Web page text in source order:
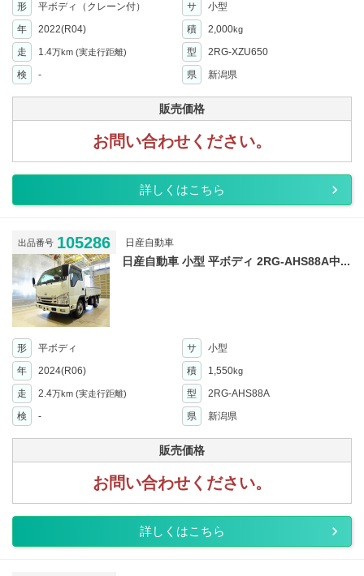
形 平ボディ（クレーン付） サ
小型
年
2022(R04) 積 2,000kg
走 1.4万km (実走行距離) 型
2RG-XZU650
検
- 県 新潟県
販売価格
お問い合わせください。
詳しくはこちら
出品番号 105286 日産自動車
日産自動車 小型 平ボディ 2RG-AHS88A中...
形 平ボディ サ
小型
年
2024(R06) 積 1,550kg
走 2.4万km (実走行距離) 型
2RG-AHS88A
検
- 県 新潟県
販売価格
お問い合わせください。
詳しくはこちら